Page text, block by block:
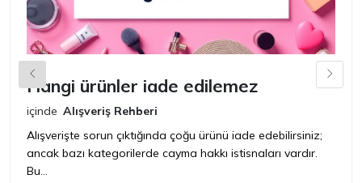
Hangi ürünler iade edilemez
içinde Alışveriş Rehberi
Alışverişte sorun çıktığında çoğu ürünü iade edebilirsiniz;
ancak bazı kategorilerde cayma hakkı istisnaları vardır.
Bu...